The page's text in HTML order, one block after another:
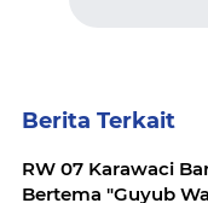
Berita Terkait
RW 07 Karawaci
Bertema "Guyub